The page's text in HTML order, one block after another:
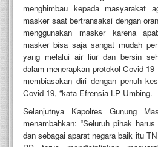
menghimbau kepada masyarakat
masker saat bertransaksi dengan
menggunakan masker karena
masker bisa saja sangat mudah
yang melalui air liur dan bersin
dalam menerapkan protokol Covid-
membiasakan diri dengan penuh
Covid-19, “kata Efrensia LP Umbing.
Selanjutnya Kapolres Gunung
menambahkan: “Seluruh pihak
dan sebagai aparat negara baik itu